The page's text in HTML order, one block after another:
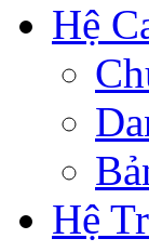
Hệ
Hệ